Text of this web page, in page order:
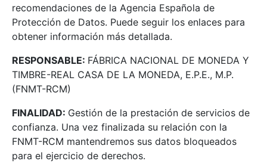
recomendaciones de la Agencia Española de
Protección de Datos. Puede seguir los enlaces para
obtener información más detallada.
RESPONSABLE: FÁBRICA NACIONAL DE MONEDA Y
TIMBRE-REAL CASA DE LA MONEDA, E.P.E., M.P.
(FNMT-RCM)
FINALIDAD: Gestión de la prestación de servicios de
confianza. Una vez finalizada su relación con la
FNMT-RCM mantendremos sus datos bloqueados
para el ejercicio de derechos.